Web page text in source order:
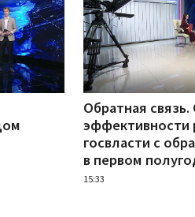
Обратная связь.
эффективности
госвласти с
в первом
15:33